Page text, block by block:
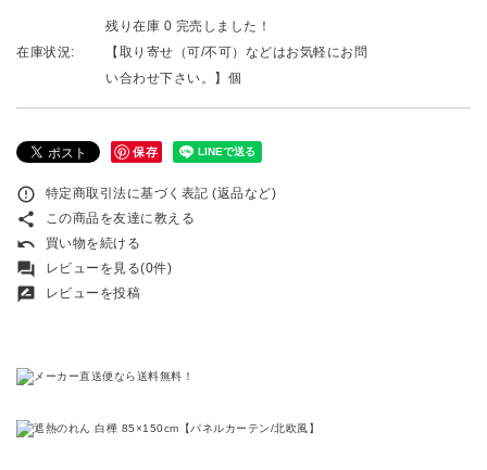
在庫状況:
残り在庫 0 完売しました！
【取り寄せ（可/不可）などはお気軽にお問
い合わせ下さい。】個
保存
error_outline 特定商取引法に基づく表記 (返品など)
share この商品を友達に教える
undo 買い物を続ける
forum レビューを見る(0件)
rate_review レビューを投稿